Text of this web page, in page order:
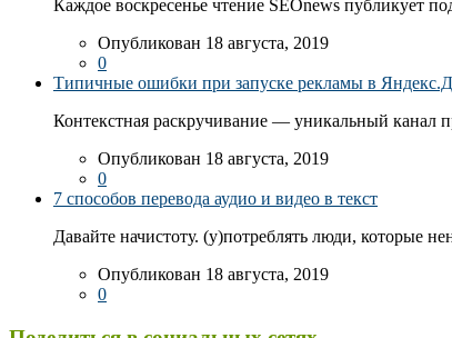
Каждое воскресенье чтение SEOnews публикует
Опубликован 18 августа, 2019
0
Типичные ошибки при запуске рекламы в
Контекстная раскручивание — уникальный канал
Опубликован 18 августа, 2019
0
7 способов перевода аудио и видео в текст
Давайте начистоту. (у)потреблять люди, которые
Опубликован 18 августа, 2019
0